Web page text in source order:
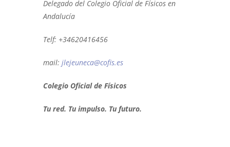
Delegado del Colegio Oficial de Físicos en
Andalucía
Telf: +34620416456
mail: jlejeuneca@cofis.es
Colegio Oficial de Físicos
Tu red. Tu impulso. Tu futuro.